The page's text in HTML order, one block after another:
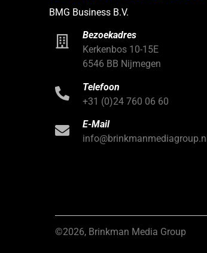
BMG Business B.V.
Bezoekadres
Kerkenbos 10-15E
6546 BB Nijmegen
Telefoon
+31 (0)24 760 06 60
E-Mail
©2026, Brinkman Media Group